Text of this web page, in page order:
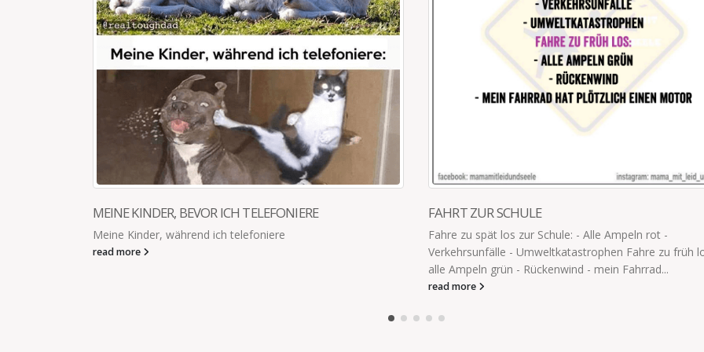
FAHRT ZUR SCHULE
Fahre zu spät los zur Schule: - Alle Ampeln rot -
Verkehrsunfälle - Umweltkatastrophen Fahre zu früh los: -
IN FÜNFZEHN JAHREN
Dann gehe ich halt erst wieder aufs Klo, wenn die
dem Haus sind. So in fünfzehn Jahren.